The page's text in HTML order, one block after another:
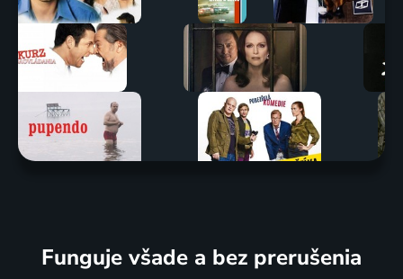
Funguje všade a bez prerušenia